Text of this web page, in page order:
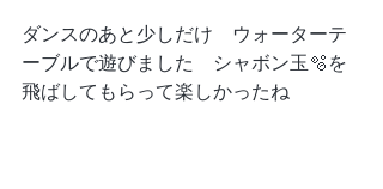
ダンスのあと少しだけ　ウォーターテ
ーブルで遊びました　シャボン玉🫧を
飛ばしてもらって楽しかったね